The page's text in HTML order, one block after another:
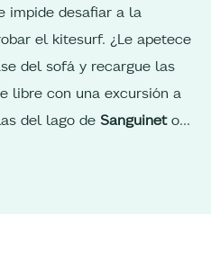
impide desafiar a la
el kitesurf. ¿Le apetece
del sofá y recargue las
libre con una excursión a
del lago de Sanguineto